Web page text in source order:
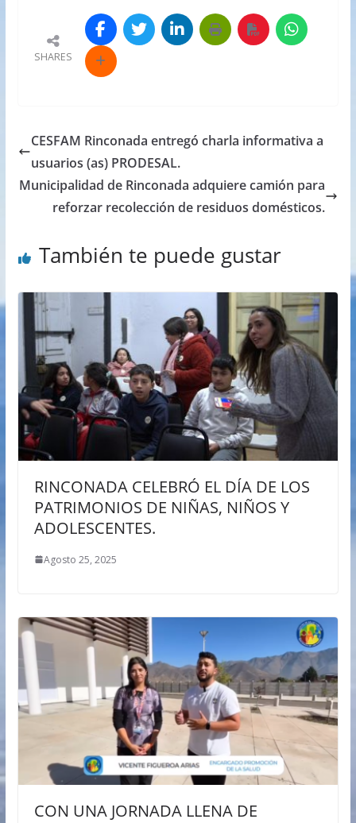
SHARES
CESFAM Rinconada entregó charla informativa a
usuarios (as) PRODESAL.
Municipalidad de Rinconada adquiere camión para
reforzar recolección de residuos domésticos.
También te puede gustar
RINCONADA CELEBRÓ EL DÍA DE LOS
PATRIMONIOS DE NIÑAS, NIÑOS Y
ADOLESCENTES.
Agosto 25, 2025
CON UNA JORNADA LLENA DE